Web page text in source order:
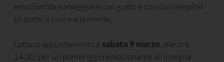
emozioni da sorseggiare con gusto e con cui riempirsi
gli occhi, il cuore e la mente.
L’ottavo appuntamento è sabato 9 marzo , alle ore
14.30, per un pomeriggio emozionante all’insegna